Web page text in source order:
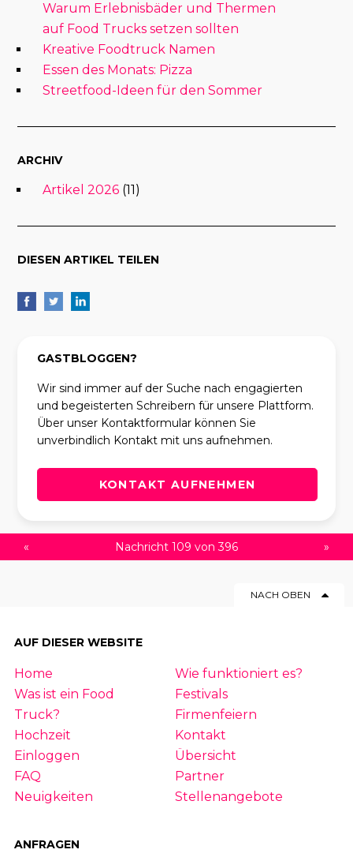
Warum Erlebnisbäder und Thermen
auf Food Trucks setzen sollten
Kreative Foodtruck Namen
Essen des Monats: Pizza
Streetfood-Ideen für den Sommer
ARCHIV
Artikel 2026 (11)
DIESEN ARTIKEL TEILEN
GASTBLOGGEN?
Wir sind immer auf der Suche nach engagierten
und begeisterten Schreibern für unsere Plattform.
Über unser Kontaktformular können Sie
unverbindlich Kontakt mit uns aufnehmen.
KONTAKT AUFNEHMEN
« Nachricht 109 von 396 »
NACH OBEN
AUF DIESER WEBSITE
Home
Wie funktioniert es?
Was ist ein Food
Truck?
Festivals
Firmenfeiern
Hochzeit
Kontakt
Einloggen
Übersicht
FAQ
Partner
Neuigkeiten
Stellenangebote
ANFRAGEN